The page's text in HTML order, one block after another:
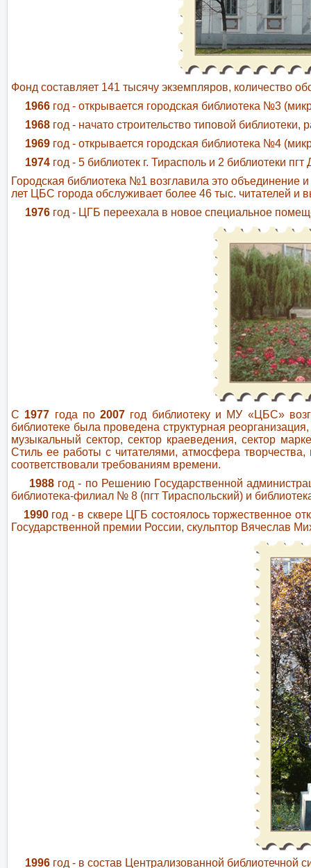
Фонд составляет 141 тысячу экземпляров, количество
1966 год - открывается городская библиотека №3
1968 год - начато строительство типовой библиотеки,
1969 год - открывается городская библиотека №4
1974 год - 5 библиотек г. Тирасполь и 2 библиотеки
Городская библиотека №1 возглавила это объединение
лет ЦБС города обслуживает более 46 тыс. читателей и
1976 год - ЦГБ переехала в новое специальное
С 1977 года по2007 год библиотеку и МУ «ЦБС»
библиотеке была проведена структурная
музыкальный сектор, сектор краеведения, сектор
Стиль ее работы с читателями, атмосфера
соответствовали требованиям времени.
1988 год - по Решению Государственной
библиотека-филиал № 8 (пгт Тираспольский) и
1990год - в сквере ЦГБ состоялось торжественное
Государственной премии России, скульптор Вячеслав
1996 год - в состав Централизованной